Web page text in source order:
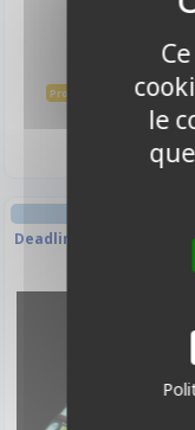
Promo -10% 3,50 €
Disponible
Deadlines Cartes -
le